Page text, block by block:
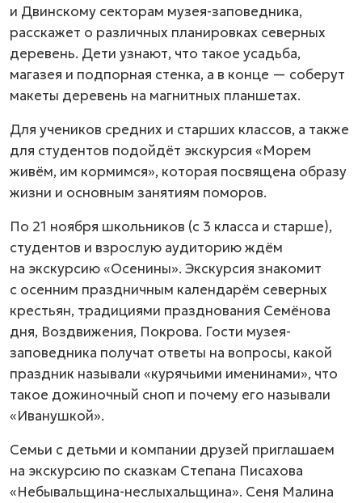
и Двинскому секторам музея-заповедника,
расскажет о различных планировках северных
деревень. Дети узнают, что такое усадьба,
магазея и подпорная стенка, а в конце — соберут
макеты деревень на магнитных планшетах.
Для учеников средних и старших классов, а также
для студентов подойдёт экскурсия «Морем
живём, им кормимся», которая посвящена образу
жизни и основным занятиям поморов.
По 21 ноября школьников (с 3 класса и старше),
студентов и взрослую аудиторию ждём
на экскурсию «Осенины». Экскурсия знакомит
с осенним праздничным календарём северных
крестьян, традициями празднования Семёнова
дня, Воздвижения, Покрова. Гости музея-
заповедника получат ответы на вопросы, какой
праздник называли «курячьими именинами», что
такое дожиночный сноп и почему его называли
«Иванушкой».
Семьи с детьми и компании друзей приглашаем
на экскурсию по сказкам Степана Писахова
«Небывальщина-неслыхальщина». Сеня Малина